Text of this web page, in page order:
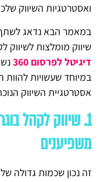
ואסטרטגיות השיווק
במאמר הבא נדאג
שיווק מומלצות לשיווק
דיגיטל לפרסום 360
במיוחד שעשויות
אסטרטגיית השיווק
1. שיווק לקהל
משפיענים
זה נכון שכמות גדולה